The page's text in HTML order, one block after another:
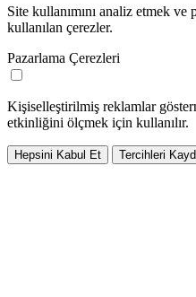
Site kullanımını analiz etmek
kullanılan çerezler.
Pazarlama Çerezleri
Kişiselleştirilmiş reklamlar
etkinliğini ölçmek için kullanılır.
Hepsini Kabul Et Tercihleri